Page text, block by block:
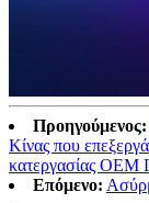
Προηγούμενος:
Κίνας που
κατεργασίας OEM
Επόμενο: